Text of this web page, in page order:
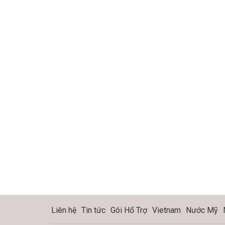
Liên hệ Tin tức Gói Hổ Trợ Vietnam Nước Mỹ